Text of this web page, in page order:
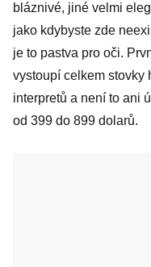
bláznivé, jiné velmi
jako kdybyste zde
je to pastva pro oči.
vystoupí celkem stovky
interpretů a není to ani
od 399 do 899 dolarů.